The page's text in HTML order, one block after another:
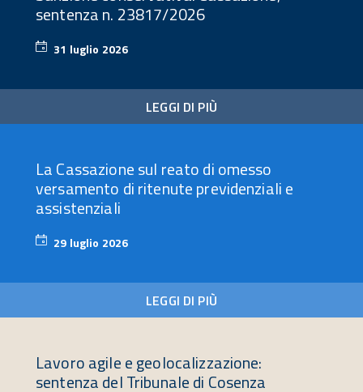
sentenza n. 23817/2026
31 luglio 2026
LEGGI DI PIÙ
La Cassazione sul reato di omesso
versamento di ritenute previdenziali e
assistenziali
29 luglio 2026
LEGGI DI PIÙ
Lavoro agile e geolocalizzazione:
sentenza del Tribunale di Cosenza